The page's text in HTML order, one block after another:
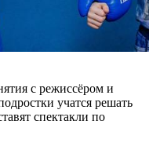
с режиссёром и
учатся решать
спектакли по